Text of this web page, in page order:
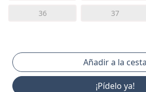
36 37
¡Pídelo ya!